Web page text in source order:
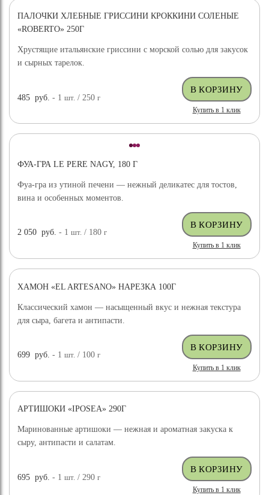
ПАЛОЧКИ ХЛЕБНЫЕ ГРИССИНИ КРОККИНИ СОЛЕНЫЕ
«ROBERTO» 250Г
Хрустящие итальянские гриссини с морской солью для закусок
и сырных тарелок.
485 руб. - 1шт. / 250г
Купить в 1 клик
ФУА-ГРА LE PERE NAGY, 180 Г
Фуа-гра из утиной печени — нежный деликатес для тостов,
вина и особенных моментов.
2 050 руб. - 1шт. / 180г
Купить в 1 клик
ХАМОН «EL ARTESANO» НАРЕЗКА 100Г
Классический хамон — насыщенный вкус и нежная текстура
для сыра, багета и антипасти.
699 руб. - 1шт. / 100г
Купить в 1 клик
АРТИШОКИ «IPOSEA» 290Г
Маринованные артишоки — нежная и ароматная закуска к
сыру, антипасти и салатам.
695 руб. - 1шт. / 290г
Купить в 1 клик